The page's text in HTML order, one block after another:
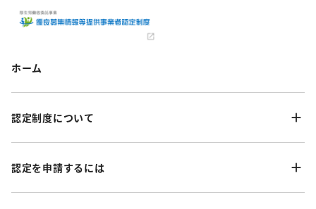
ホーム
認定制度について
認定を申請するには